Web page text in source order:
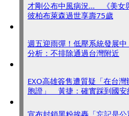
才剛公布中風病況… 《美女
彼柏布萊森過世享壽75歲
週五迎雨彈！低壓系統發展
分析：不排除通過台灣附近
EXO高雄簽售遭質疑「在台
胞證」 黃捷：確實踩到國安
宣布封鎖黑粉挨轟「忘記是